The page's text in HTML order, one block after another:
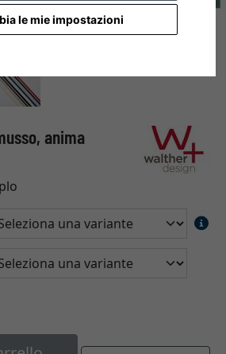
le mie impostazioni
anima